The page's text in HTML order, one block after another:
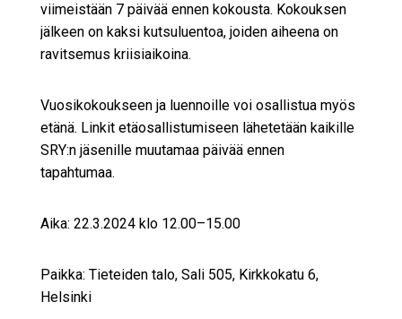
viimeistään 7 päivää ennen kokousta. Kokouksen
jälkeen on kaksi kutsuluentoa, joiden aiheena on
ravitsemus kriisiaikoina.
Vuosikokoukseen ja luennoille voi osallistua myös
etänä. Linkit etäosallistumiseen lähetetään kaikille
SRY:n jäsenille muutamaa päivää ennen
tapahtumaa.
Aika: 22.3.2024 klo 12.00–15.00
Paikka: Tieteiden talo, Sali 505, Kirkkokatu 6,
Helsinki